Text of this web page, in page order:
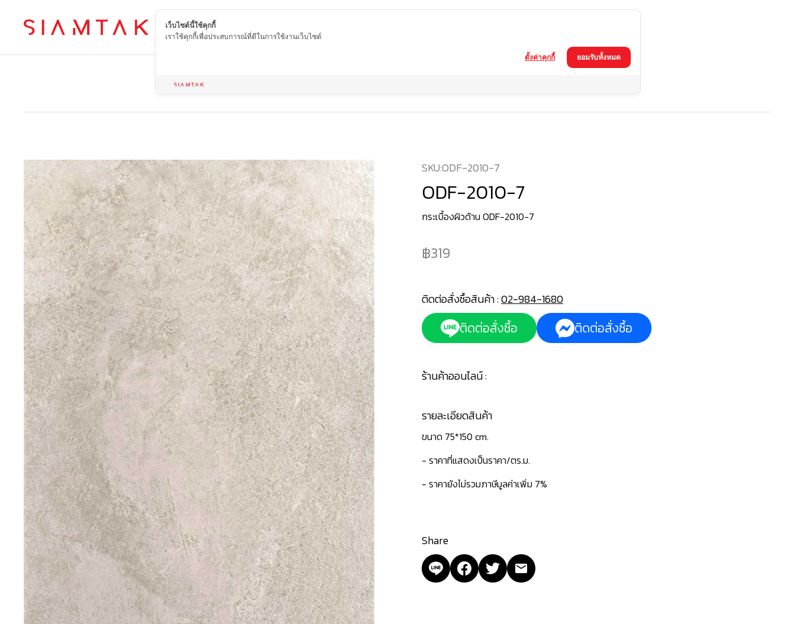
TH
SKU:ODF-2010-7
ODF-2010-7
กระเบื้องผิวด้าน ODF-2010-7
319
ติดต่อสั่งซื้อสินค้า :02-984-1680
ติดต่อสั่งซื้อ ติดต่อสั่งซื้อ
ร้านค้าออนไลน์ :
รายละเอียดสินค้า
ขนาด 75*150 cm.
- ราคาที่แสดงเป็นราคา/ตร.ม.
- ราคายังไม่รวมภาษีมูลค่าเพิ่ม 7%
Share
เว็บไซต์นี้ใช้คุกกี้
เราใช้คุกกี้เพื่อประสบการณ์ที่ดีในการใช้งานเว็บไซต์
ยอมรับทั้งหมด
ตั้งค่าคุกกี้